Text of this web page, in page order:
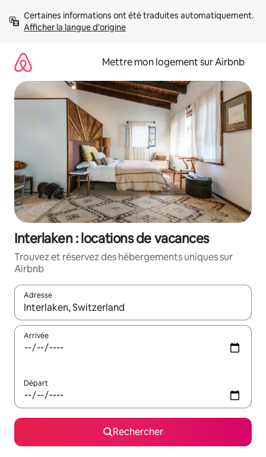
directement
Afficher la langue d'origine
Mettre mon logement sur Airbnb
Interlaken : locations de vacances
Trouvez et réservez des hébergements uniques sur
Airbnb
Adresse
Lorsque les résultats s'affichent, utilisez les flèches vers le
Arrivée
Départ
Rechercher